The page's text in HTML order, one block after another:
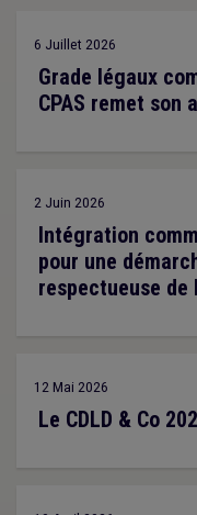
6 Juillet 2026
Grade légaux
CPAS remet son
2 Juin 2026
Intégration
pour une
respectueuse
12 Mai 2026
Le CDLD & Co